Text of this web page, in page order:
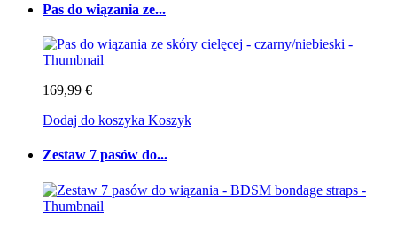
Pas do wiązania ze...
169,99 €
Dodaj do koszyka Koszyk
Zestaw 7 pasów do...